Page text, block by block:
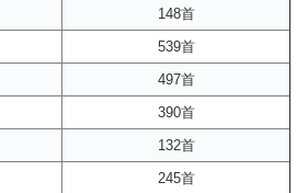
148首
539首
497首
390首
132首
245首